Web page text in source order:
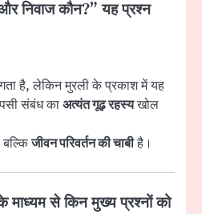
निवाज कौन?” यह प्रश्न
है, लेकिन मुरली के प्रकाश में यह
संबंध काअत्यंत गूढ़ रहस्यखोल
बल्किजीवन परिवर्तन की चाबीहै।
माध्यम से किन मुख्य प्रश्नों को